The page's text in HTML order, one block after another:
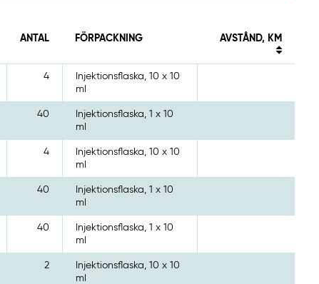
ANTAL FÖRPACKNING AVSTÅND, KM
4
Injektionsflaska, 10 x 10
ml
40
Injektionsflaska, 1 x 10
ml
4
Injektionsflaska, 10 x 10
ml
40
Injektionsflaska, 1 x 10
ml
40
Injektionsflaska, 1 x 10
ml
2
Injektionsflaska, 10 x 10
ml